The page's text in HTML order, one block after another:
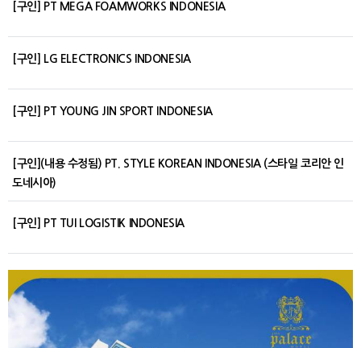
[구인] PT MEGA FOAMWORKS INDONESIA
[구인] LG ELECTRONICS INDONESIA
[구인] PT YOUNG JIN SPORT INDONESIA
[구인](내용 수정됨) PT. STYLE KOREAN INDONESIA (스타일 코리안 인
도네시아)
[구인] PT TUI LOGISTIK INDONESIA